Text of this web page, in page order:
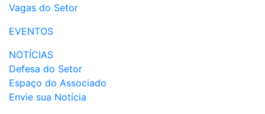
Vagas do Setor
EVENTOS
NOTÍCIAS
Defesa do Setor
Espaço do Associado
Envie sua Notícia